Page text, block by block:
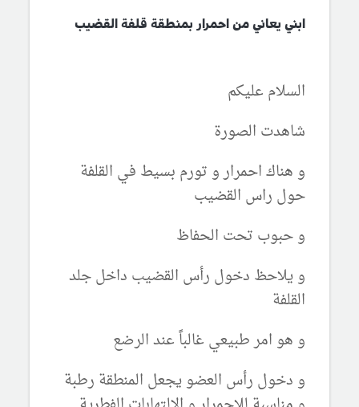
ابني يعاني من احمرار بمنطقة قلفة القضيب
السلام عليكم
شاهدت الصورة
و هناك احمرار و تورم بسيط في القلفة
حول راس القضيب
و حبوب تحت الحفاظ
و يلاحظ دخول رأس القضيب داخل جلد
القلفة
و هو امر طبيعي غالباً عند الرضع
و دخول رأس العضو يجعل المنطقة رطبة